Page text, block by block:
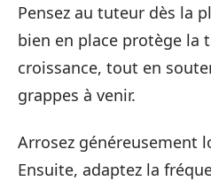
Pensez au tuteur dès la
bien en place protège la
croissance, tout en
grappes à venir.
Arrosez généreusement
Ensuite, adaptez la